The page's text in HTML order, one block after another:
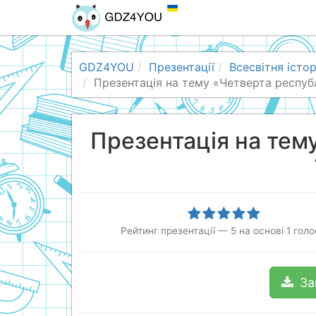
GDZ4YOU Презентації
Всесвітня
Презентація на тему «Четверта
Презентація на
Рейтинг презентації — 5 на основі 1